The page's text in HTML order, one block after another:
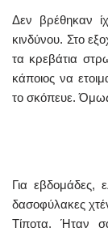
Δεν βρέθηκαν
κινδύνου. Στο
τα κρεβάτια
κάποιος να
το σκόπευε. Όμως
Για εβδομάδες,
δασοφύλακες
Τίποτα. Ήταν